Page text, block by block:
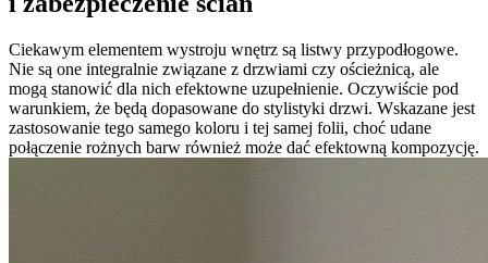
Ciekawym elementem wystroju wnętrz są listwy przypodłogowe.
Nie są one integralnie związane z drzwiami czy ościeżnicą, ale
mogą stanowić dla nich efektowne uzupełnienie. Oczywiście pod
warunkiem, że będą dopasowane do stylistyki drzwi. Wskazane jest
zastosowanie tego samego koloru i tej samej folii, choć udane
połączenie rożnych barw również może dać efektowną kompozycję.